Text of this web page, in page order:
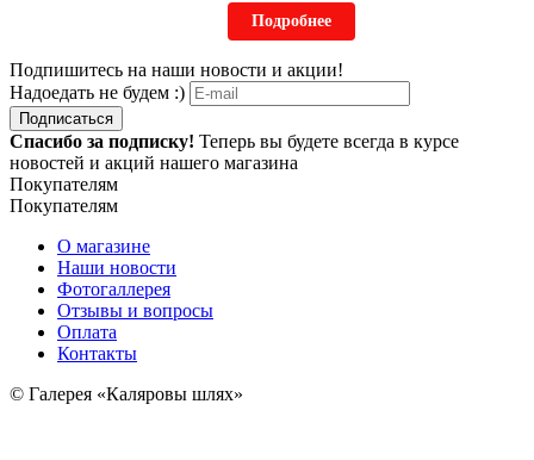
Подробнее
Подпишитесь на наши новости и акции!
Надоедать не будем :)
Подписаться
Спасибо за подписку! Теперь вы будете всегда в курсе
новостей и акций нашего магазина
Покупателям
Покупателям
О магазине
Наши новости
Фотогаллерея
Отзывы и вопросы
Оплата
Контакты
© Галерея «Каляровы шлях»